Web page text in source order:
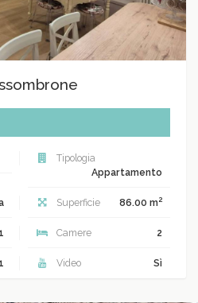
Tipologia
Appartamento
Superficie 86.00 m2
Camere 2
Video Sì